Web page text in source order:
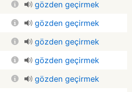
gözden geçirmek
gözden geçirmek
gözden geçirmek
gözden geçirmek
gözden geçirmek